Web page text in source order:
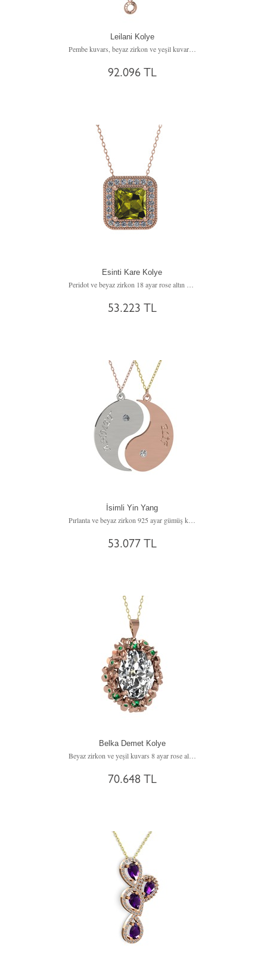
Leilani Kolye
Pembe kuvars, beyaz zirkon ve yeşil kuvars 14 ayar rose altın kolye (40 cm rose altın rolo zincir)
92.096 TL
Esinti Kare Kolye
53.223 TL
İsimli Yin Yang
Pırlanta ve beyaz zirkon 925 ayar gümüş kolye (0.06 karat, 40 cm gümüş rolo zincir)
53.077 TL
Belka Demet Kolye
Beyaz zirkon ve yeşil kuvars 8 ayar rose altın kolye (40 cm altın rolo zincir)
70.648 TL